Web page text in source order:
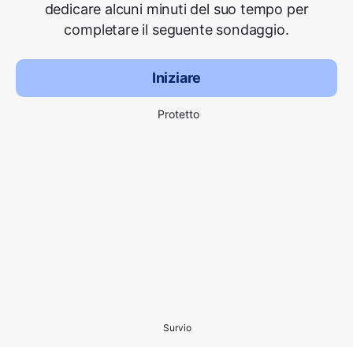
dedicare alcuni minuti del suo tempo per
completare il seguente sondaggio.
Iniziare
Protetto
Survio